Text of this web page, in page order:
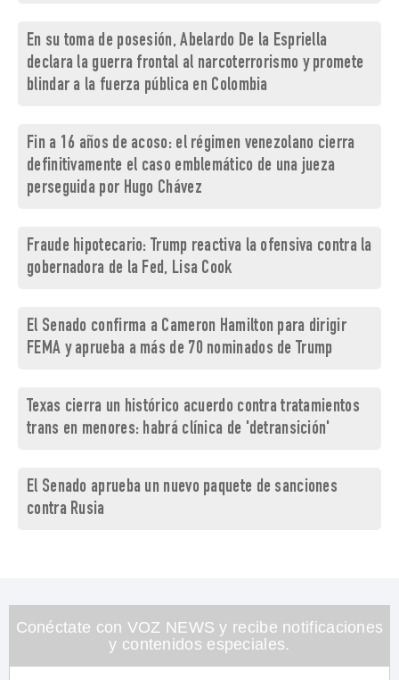
En su toma de posesión, Abelardo De la Espriella
declara la guerra frontal al narcoterrorismo y promete
blindar a la fuerza pública en Colombia
Fin a 16 años de acoso: el régimen venezolano cierra
definitivamente el caso emblemático de una jueza
perseguida por Hugo Chávez
Fraude hipotecario: Trump reactiva la ofensiva contra la
gobernadora de la Fed, Lisa Cook
El Senado confirma a Cameron Hamilton para dirigir
FEMA y aprueba a más de 70 nominados de Trump
Texas cierra un histórico acuerdo contra tratamientos
trans en menores: habrá clínica de 'detransición'
El Senado aprueba un nuevo paquete de sanciones
contra Rusia
Conéctate con VOZ NEWS y recibe notificaciones
y contenidos especiales.